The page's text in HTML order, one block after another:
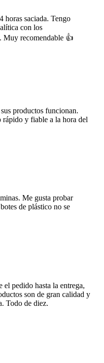
horas saciada. Tengo
con los
recomendable 👍
productos funcionan.
y fiable a la hora del
Me gusta probar
de plástico no se
el pedido hasta la entrega,
son de gran calidad y
Todo de diez.